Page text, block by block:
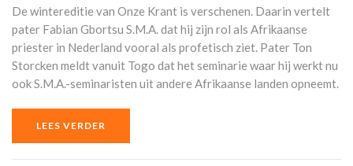
De wintereditie van Onze Krant is verschenen. Daarin vertelt
pater Fabian Gbortsu S.M.A. dat hij zijn rol als Afrikaanse
priester in Nederland vooral als profetisch ziet. Pater Ton
Storcken meldt vanuit Togo dat het seminarie waar hij werkt nu
ook S.M.A.-seminaristen uit andere Afrikaanse landen opneemt.
LEES VERDER